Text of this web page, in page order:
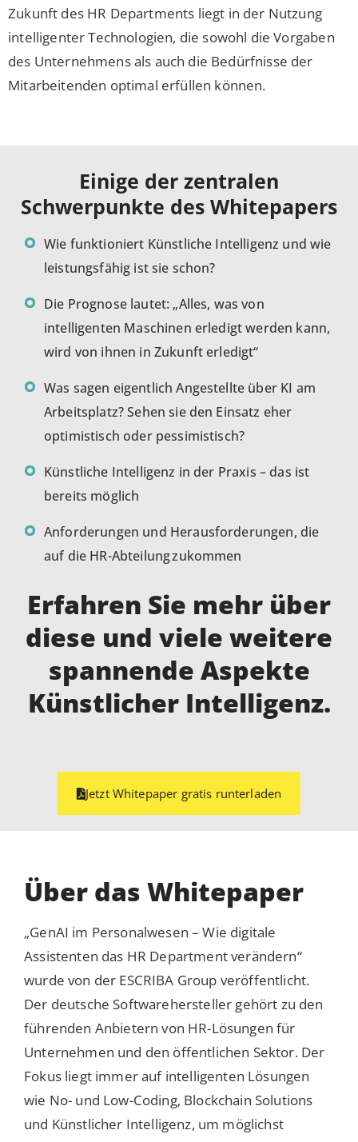
Zukunft des HR Departments liegt in der Nutzung
intelligenter Technologien, die sowohl die Vorgaben
des Unternehmens als auch die Bedürfnisse der
Mitarbeitenden optimal erfüllen können.
Einige der zentralen
Schwerpunkte des Whitepapers
Wie funktioniert Künstliche Intelligenz und wie
leistungsfähig ist sie schon?
Die Prognose lautet: „Alles, was von
intelligenten Maschinen erledigt werden kann,
wird von ihnen in Zukunft erledigt“
Was sagen eigentlich Angestellte über KI am
Arbeitsplatz? Sehen sie den Einsatz eher
optimistisch oder pessimistisch?
Künstliche Intelligenz in der Praxis – das ist
bereits möglich
Anforderungen und Herausforderungen, die
auf die HR-Abteilung zukommen
Erfahren Sie mehr über
diese und viele weitere
spannende Aspekte
Künstlicher Intelligenz.
Jetzt Whitepaper gratis runterladen
Über das Whitepaper
„GenAI im Personalwesen – Wie digitale
Assistenten das HR Department verändern“
wurde von der ESCRIBA Group veröffentlicht.
Der deutsche Softwarehersteller gehört zu den
führenden Anbietern von HR-Lösungen für
Unternehmen und den öffentlichen Sektor. Der
Fokus liegt immer auf intelligenten Lösungen
wie No- und Low-Coding, Blockchain Solutions
und Künstlicher Intelligenz, um möglichst